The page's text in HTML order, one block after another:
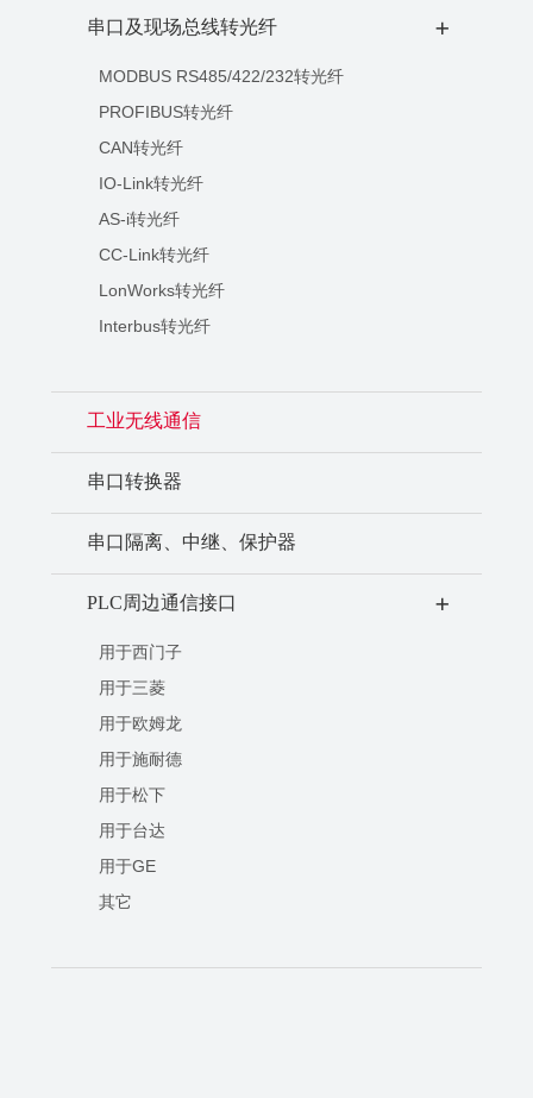
串口及现场总线转光纤 +
MODBUS RS485/422/232转光纤
PROFIBUS转光纤
CAN转光纤
IO-Link转光纤
AS-i转光纤
CC-Link转光纤
LonWorks转光纤
Interbus转光纤
工业无线通信
串口转换器
串口隔离、中继、保护器
PLC周边通信接口 +
用于西门子
用于三菱
用于欧姆龙
用于施耐德
用于松下
用于台达
用于GE
其它